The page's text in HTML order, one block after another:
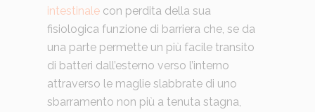
intestinalecon perdita della sua
fisiologica funzione di barriera che, se da
una parte permette un più facile transito
di batteri dall’esterno verso l’interno
attraverso le maglie slabbrate di uno
sbarramento non più a tenuta stagna,